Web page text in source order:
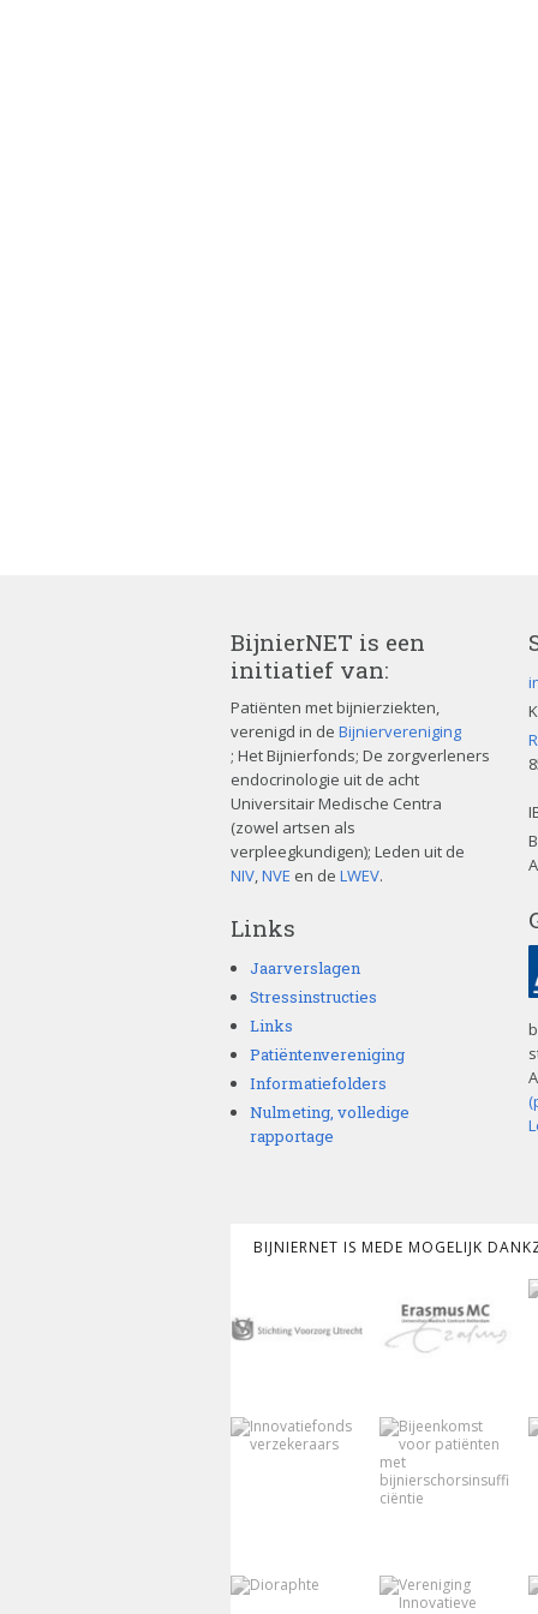
BijnierNET is een
initiatief van:
Patiënten met bijnierziekten,
verenigd in de Bijniervereniging
; Het Bijnierfonds; De zorgverleners
endocrinologie uit de acht
Universitair Medische Centra
(zowel artsen als
verpleegkundigen); Leden uit de
NIV,NVE en de LWEV.
Links
Jaarverslagen
Stressinstructies
Links
Patiëntenvereniging
Informatiefolders
Nulmeting, volledige
rapportage
BIJNIERNET IS MEDE MOGELIJK